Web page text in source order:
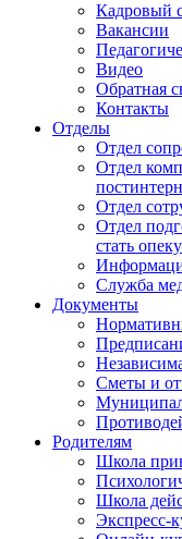
Кадровый
Вакансии
Видео
Обратная
Контакты
Отделы
Отдел
Отдел
Отдел
Отдел
стать
Служба
Документы
Сметы и
Родителям
Школа
Школа
Экспресс-